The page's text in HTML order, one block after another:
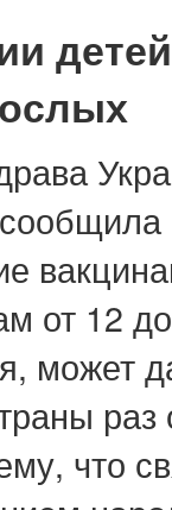
от 12
может
что